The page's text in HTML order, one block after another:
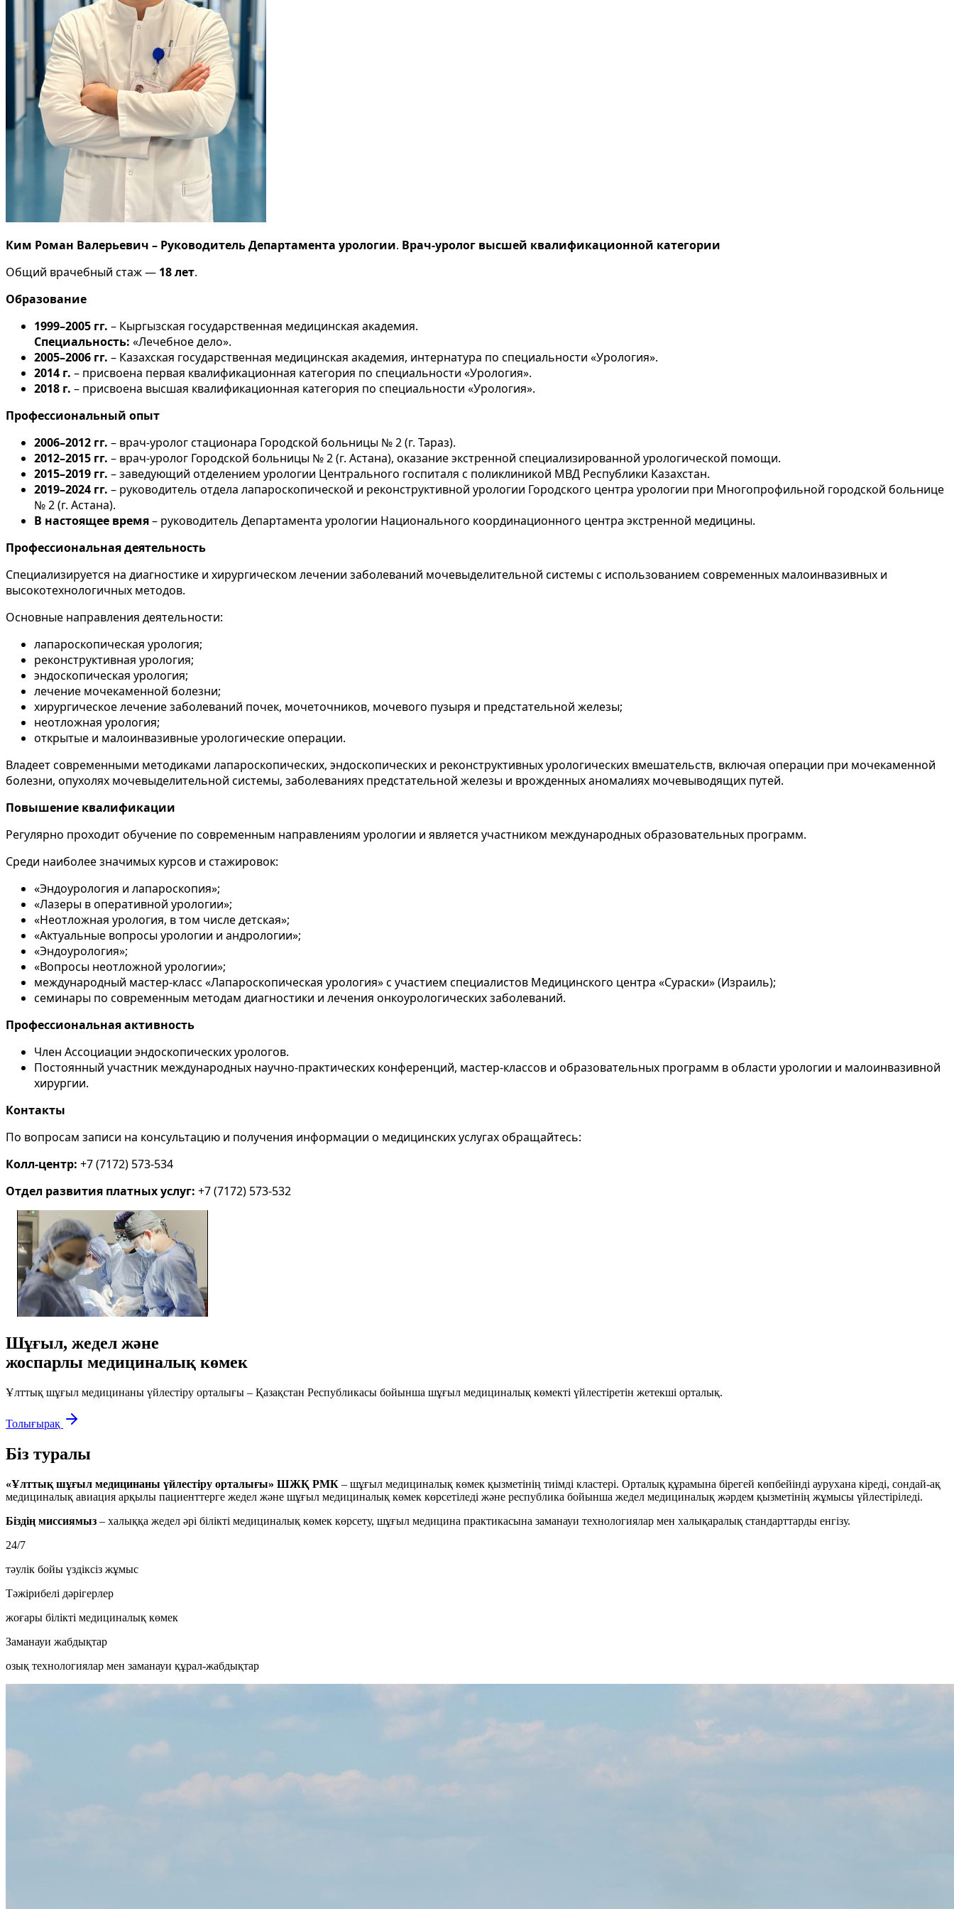
Ким Роман Валерьевич – Руководитель Департамента урологии. Врач-уролог высшей квалификационной категории
Общий врачебный стаж — 18 лет.
Образование
1999–2005 гг. – Кыргызская государственная медицинская академия.
Специальность: «Лечебное дело».
2005–2006 гг. – Казахская государственная медицинская академия, интернатура по специальности «Урология».
2014 г. – присвоена первая квалификационная категория по специальности «Урология».
2018 г. – присвоена высшая квалификационная категория по специальности «Урология».
Профессиональный опыт
2006–2012 гг. – врач-уролог стационара Городской больницы № 2 (г. Тараз).
2012–2015 гг. – врач-уролог Городской больницы № 2 (г. Астана), оказание экстренной специализированной урологической помощи.
2015–2019 гг. – заведующий отделением урологии Центрального госпиталя с поликлиникой МВД Республики Казахстан.
2019–2024 гг. – руководитель отдела лапароскопической и реконструктивной урологии Городского центра урологии при Многопрофильной городской больнице
№ 2 (г. Астана).
В настоящее время– руководитель Департамента урологии Национального координационного центра экстренной медицины.
Профессиональная деятельность
Специализируется на диагностике и хирургическом лечении заболеваний мочевыделительной системы с использованием современных малоинвазивных и
высокотехнологичных методов.
Основные направления деятельности:
лапароскопическая урология;
реконструктивная урология;
эндоскопическая урология;
лечение мочекаменной болезни;
хирургическое лечение заболеваний почек, мочеточников, мочевого пузыря и предстательной железы;
неотложная урология;
открытые и малоинвазивные урологические операции.
Владеет современными методиками лапароскопических, эндоскопических и реконструктивных урологических вмешательств, включая операции при мочекаменной
болезни, опухолях мочевыделительной системы, заболеваниях предстательной железы и врожденных аномалиях мочевыводящих путей.
Повышение квалификации
Регулярно проходит обучение по современным направлениям урологии и является участником международных образовательных программ.
Среди наиболее значимых курсов и стажировок:
«Эндоурология и лапароскопия»;
«Лазеры в оперативной урологии»;
«Неотложная урология, в том числе детская»;
«Актуальные вопросы урологии и андрологии»;
«Эндоурология»;
«Вопросы неотложной урологии»;
международный мастер-класс «Лапароскопическая урология» с участием специалистов Медицинского центра «Сураски» (Израиль);
семинары по современным методам диагностики и лечения онкоурологических заболеваний.
Профессиональная активность
Член Ассоциации эндоскопических урологов.
Постоянный участник международных научно-практических конференций, мастер-классов и образовательных программ в области урологии и малоинвазивной
хирургии.
Контакты
По вопросам записи на консультацию и получения информации о медицинских услугах обращайтесь:
Колл-центр: +7 (7172) 573-534
Отдел развития платных услуг: +7 (7172) 573-532
Шұғыл, жедел және
жоспарлы медициналық көмек
Ұлттық шұғыл медицинаны үйлестіру орталығы – Қазақстан Республикасы бойынша шұғыл медициналық көмекті үйлестіретін жетекші орталық.
Толығырақ
Біз туралы
«Ұлттық шұғыл медицинаны үйлестіру орталығы» ШЖҚ РМК – шұғыл медициналық көмек қызметінің тиімді кластері. Орталық құрамына бірегей көпбейінді аурухана кіреді, сондай-ақ
медициналық авиация арқылы пациенттерге жедел және шұғыл медициналық көмек көрсетіледі және республика бойынша жедел медициналық жәрдем қызметінің жұмысы үйлестіріледі.
Біздің миссиямыз – халыққа жедел әрі білікті медициналық көмек көрсету, шұғыл медицина практикасына заманауи технологиялар мен халықаралық стандарттарды енгізу.
24/7
тәулік бойы үздіксіз жұмыс
Тәжірибелі дәрігерлер
жоғары білікті медициналық көмек
Заманауи жабдықтар
озық технологиялар мен заманауи құрал-жабдықтар